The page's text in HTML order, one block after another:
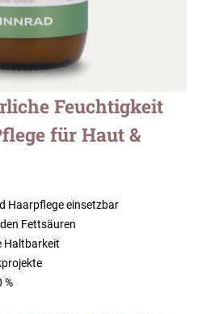
Feuchtigkeit
für Haut &
Haarpflege einsetzbar
Fettsäuren
Haltbarkeit
%